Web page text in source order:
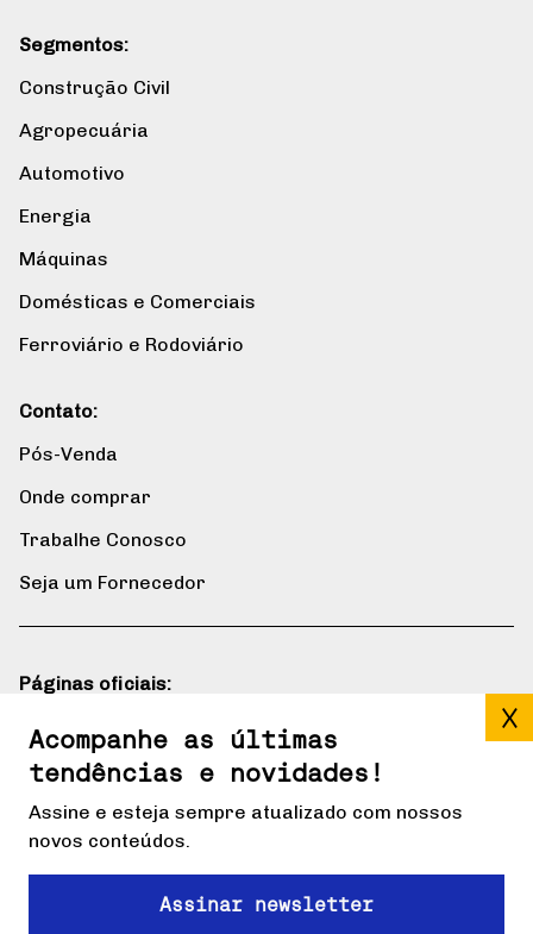
Acompanhe as últimas
tendências e novidades!
Assine e esteja sempre atualizado com nossos
novos conteúdos.
Assinar newsletter
Segmentos:
Construção Civil
Agropecuária
Automotivo
Energia
Máquinas
Domésticas e Comerciais
Ferroviário e Rodoviário
Contato:
Pós-Venda
Onde comprar
Trabalhe Conosco
Seja um Fornecedor
Páginas oficiais:
Blog
Gerdau mais
Redes sociais: